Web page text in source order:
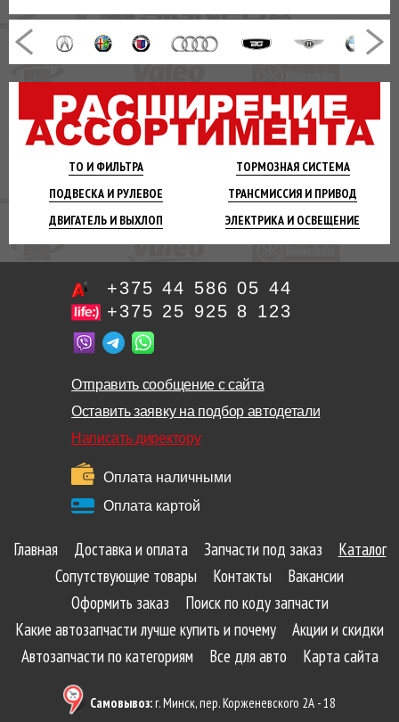
ТО И ФИЛЬТРА ТОРМОЗНАЯСИСТЕМА
ПОДВЕСКА И РУЛЕВОЕ ТРАНСМИССИЯ И ПРИВОД
ДВИГАТЕЛЬ И ВЫХЛОП ЭЛЕКТРИКА И ОСВЕЩЕНИЕ
+375 44 586 05 44
+375 25 925 8 123
Отправить сообщение с сайта
Оставить заявку на подбор автодетали
Написать директору
Оплата наличными
Оплата картой
Главная Доставка и оплата Запчасти под заказ
Каталог
Сопутствующие товары
Контакты
Вакансии
Оформить заказ
Поиск по коду запчасти
Какие автозапчасти лучше купить и почему
Акции и скидки
Автозапчасти по категориям
Все для авто Карта сайта
Самовывоз:г. Минск, пер. Корженевского 2А - 18